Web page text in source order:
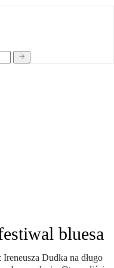
bluesa
Dudka na długo